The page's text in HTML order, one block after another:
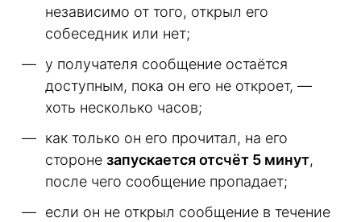
независимо от того, открыл его
собеседник или нет;
у получателя сообщение остаётся
доступным, пока он его не откроет, —
хоть несколько часов;
как только он его прочитал, на его
стороне запускается отсчёт 5 минут,
после чего сообщение пропадает;
если он не открыл сообщение в течение